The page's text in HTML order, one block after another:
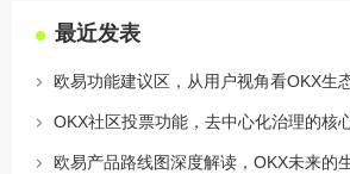
最近发表
欧易功能建议区，从用户视角看OKX生
OKX社区投票功能，去中心化治理的核
欧易产品路线图深度解读，OKX未来的